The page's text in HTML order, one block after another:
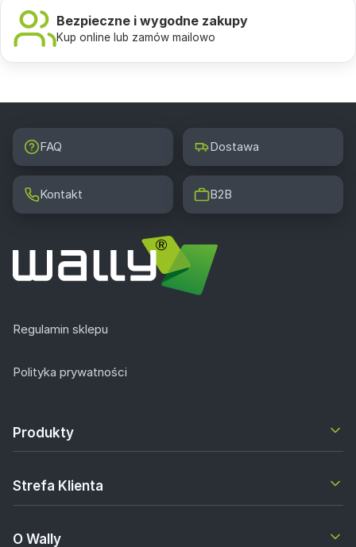
Bezpieczne i wygodne zakupy
Kup online lub zamów mailowo
FAQ Dostawa
Kontakt B2B
Regulamin sklepu
Polityka prywatności
Produkty
Strefa Klienta
O Wally